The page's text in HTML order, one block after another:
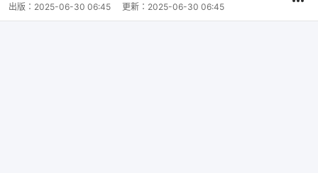
出版： 2025-06-30 06:45 更新： 2025-06-30 06:45